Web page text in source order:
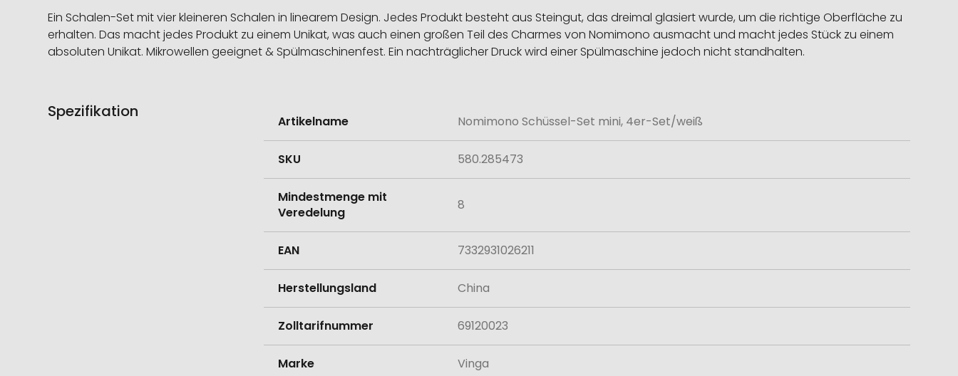
Ein Schalen-Set mit vier kleineren Schalen in linearem Design. Jedes Produkt besteht aus Steingut, das dreimal glasiert wurde, um die richtige Oberfläche zu
erhalten. Das macht jedes Produkt zu einem Unikat, was auch einen großen Teil des Charmes von Nomimono ausmacht und macht jedes Stück zu einem
absoluten Unikat. Mikrowellen geeignet & Spülmaschinenfest. Ein nachträglicher Druck wird einer Spülmaschine jedoch nicht standhalten.
Spezifikation
Informationen
Artikelname Nomimono Schüssel-Set mini, 4er-Set/weiß
SKU 580.285473
Mindestmenge mit
Veredelung
8
EAN 7332931026211
Herstellungsland China
Zolltarifnummer 69120023
Marke Vinga